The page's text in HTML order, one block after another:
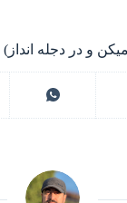
و در دجله انداز)